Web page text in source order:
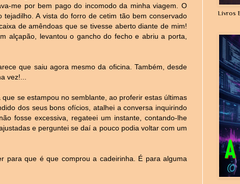
me por bem pago do incomodo da minha viagem. O
A vista do forro de cetim tão bem conservado
de amêndoas que se tivesse aberto diante de mim!
alçapão, levantou o gancho do fecho e abriu a porta,
que saiu agora mesmo da oficina. Também, desde
vez!...
se estampou no semblante, ao proferir estas últimas
dos seus bons ofícios, atalhei a conversa inquirindo
fosse excessiva, regateei um instante, contando-lhe
e perguntei se daí a pouco podia voltar com um
para que é que comprou a cadeirinha. É para alguma
Livros